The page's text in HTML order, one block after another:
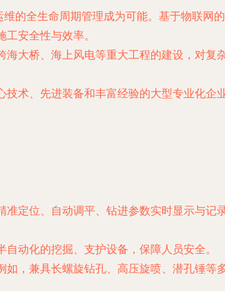
的全生命周期管理成为可能。基于物联网
安全性与效率。
大桥、海上风电等重大工程的建设，对复
术、先进装备和丰富经验的大型专业化企
定位、自动调平、钻进参数实时显示与记
动化的挖掘、支护设备，保障人员安全。
，兼具长螺旋钻孔、高压旋喷、潜孔锤等